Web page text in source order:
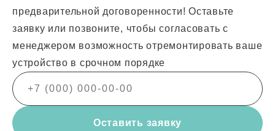
предварительной договоренности! Оставьте
заявку или позвоните, чтобы согласовать с
менеджером возможность отремонтировать ваше
устройство в срочном порядке
Оставить заявку